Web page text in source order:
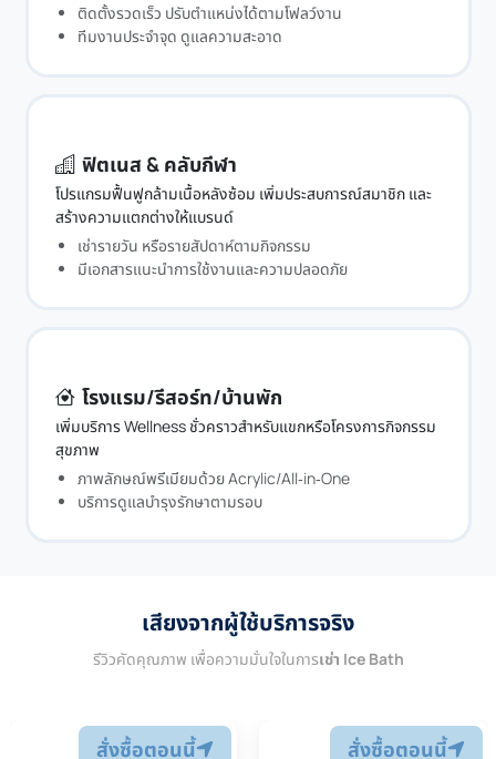
ติดตั้งรวดเร็ว ปรับตำแหน่งได้ตามโฟลว์งาน
ทีมงานประจำจุด ดูแลความสะอาด
ฟิตเนส & คลับกีฬา
โปรแกรมฟื้นฟูกล้ามเนื้อหลังซ้อม เพิ่มประสบการณ์สมาชิก และ
สร้างความแตกต่างให้แบรนด์
เช่ารายวัน หรือรายสัปดาห์ตามกิจกรรม
มีเอกสารแนะนำการใช้งานและความปลอดภัย
โรงแรม/รีสอร์ท/บ้านพัก
เพิ่มบริการ Wellness ชั่วคราวสำหรับแขกหรือโครงการกิจกรรม
สุขภาพ
ภาพลักษณ์พรีเมียมด้วย Acrylic/All‑in‑One
บริการดูแลบำรุงรักษาตามรอบ
เสียงจากผู้ใช้บริการจริง
รีวิวคัดคุณภาพ เพื่อความมั่นใจในการเช่า Ice Bath
สั่งซื้อตอนนี้ สั่งซื้อตอนนี้